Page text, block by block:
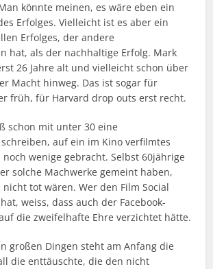
könnte meinen, es wäre eben ein
Erfolges. Vielleicht ist es aber ein
Erfolges, der andere
hat, als der nachhaltige Erfolg. Mark
26 Jahre alt und vielleicht schon über
Macht hinweg. Das ist sogar für
früh, für Harvard drop outs erst recht.
schon mit unter 30 eine
auf ein im Kino verfilmtes
noch wenige gebracht. Selbst 60jährige
solche Machwerke gemeint haben,
nicht tot wären. Wer den Film Social
weiss, dass auch der Facebook-
die zweifelhafte Ehre verzichtet hätte.
großen Dingen steht am Anfang die
die enttäuschte, die den nicht